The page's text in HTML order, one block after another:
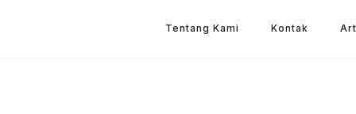
Tentang Kami Kontak